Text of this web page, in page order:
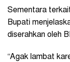
Sementara
Bupati
diserahkan oleh
“Agak lambat